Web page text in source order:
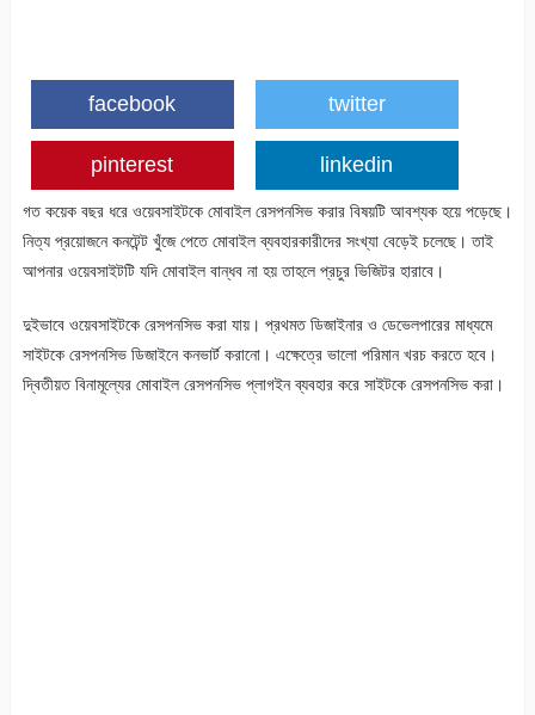
facebook twitter
pinterest linkedin
গত কয়েক বছর ধরে ওয়েবসাইটকে মোবাইল রেসপনসিভ করার বিষয়টি আবশ্যক হয়ে পড়েছে।
নিত্য প্রয়োজনে কনটেন্ট খুঁজে পেতে মোবাইল ব্যবহারকারীদের সংখ্যা বেড়েই চলেছে। তাই
আপনার ওয়েবসাইটটি যদি মোবাইল বান্ধব না হয় তাহলে প্রচুর ভিজিটর হারাবে।
দুইভাবে ওয়েবসাইটকে রেসপনসিভ করা যায়। প্রথমত ডিজাইনার ও ডেভেলপারের মাধ্যমে
সাইটকে রেসপনসিভ ডিজাইনে কনভার্ট করানো। এক্ষেত্রে ভালো পরিমান খরচ করতে হবে।
দ্বিতীয়ত বিনামূল্যের মোবাইল রেসপনসিভ প্লাগইন ব্যবহার করে সাইটকে রেসপনসিভ করা।